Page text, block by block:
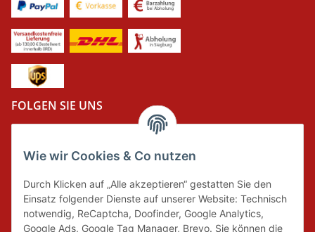
Wie wir Cookies & Co nutzen
Durch Klicken auf „Alle akzeptieren“ gestatten Sie den
Einsatz folgender Dienste auf unserer Website: Technisch
notwendig, ReCaptcha, Doofinder, Google Analytics,
Google Ads, Google Tag Manager, Brevo. Sie können die
FOLGEN SIE UNS
Wir tragen Verantwortung und erfüllen unsere
Pflichten zur Systembeteiligung nach dem
Verpackungsgesetz.